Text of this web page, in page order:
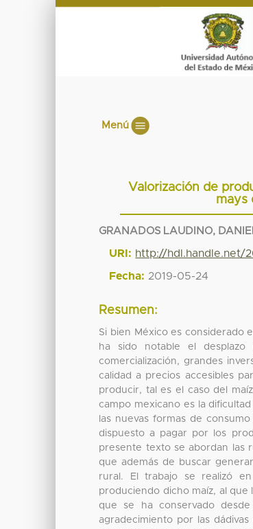
Menú
Valorización de
mays
GRANADOS LAUDINO,
URI: http://hdl.handle.net/
Fecha: 2019-05-24
Resumen:
Si bien México es considerado
ha sido notable el
comercialización, grandes
calidad a precios accesibles
producir, tal es el caso del
campo mexicano es la
las nuevas formas de
dispuesto a pagar por los
presente texto se abordan las
que además de buscar
rural. El trabajo se realizó
produciendo dicho maíz, al que
que se ha conservado
agradecimiento por las